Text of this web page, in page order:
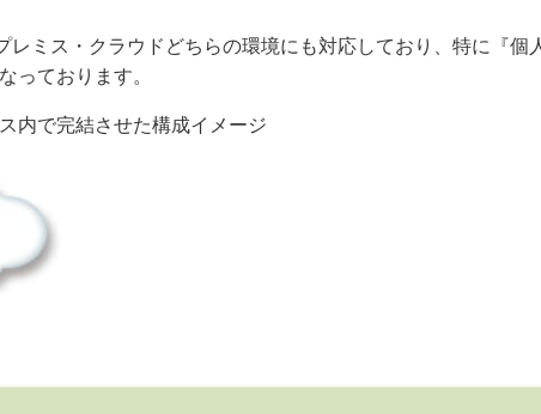
レミス・クラウドどちらの環境にも対応しており、特に『個
っております。
内で完結させた構成イメージ